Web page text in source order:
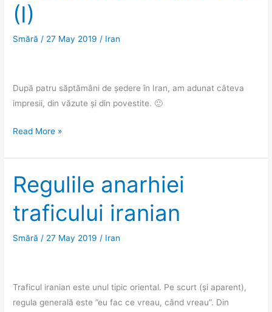
(I)
Smără / 27 May 2019 / Iran
După patru săptămâni de ședere în Iran, am adunat câteva
impresii, din văzute și din povestite. 🙂
Quick
despre
Iran
(I)
Read More »
Regulile anarhiei
traficului iranian
Smără / 27 May 2019 / Iran
Traficul iranian este unul tipic oriental. Pe scurt (și aparent),
regula generală este ”eu fac ce vreau, când vreau”. Din